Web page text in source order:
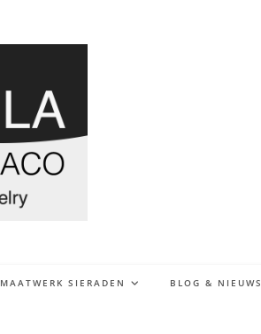
MAATWERK SIERADEN BLOG & NIEUWS